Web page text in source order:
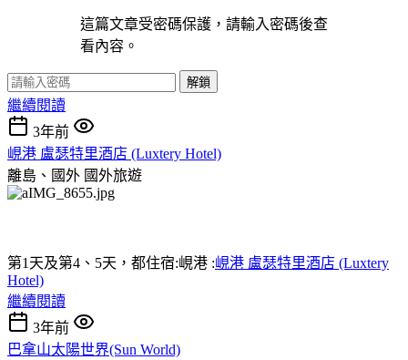
這篇文章受密碼保護，請輸入密碼後查
看內容。
解鎖
繼續閱讀
3年前
峴港 盧瑟特里酒店 (Luxtery Hotel)
離島、國外 國外旅遊
第1天及第4、5天，都住宿:峴港 :峴港 盧瑟特里酒店 (Luxtery
Hotel)
繼續閱讀
3年前
巴拿山太陽世界(Sun World)